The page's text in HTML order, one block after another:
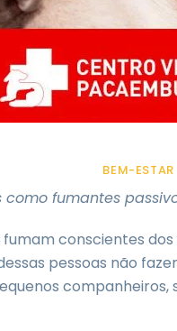
BEM-ESTAR
como fumantes
conscientes dos
pessoas não
companheiros,